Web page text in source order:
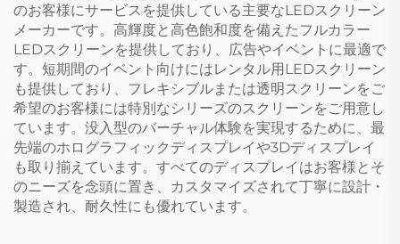
のお客様にサービスを提供している主要なLEDスクリーン
メーカーです。高輝度と高色飽和度を備えたフルカラー
LEDスクリーンを提供しており、広告やイベントに最適で
す。短期間のイベント向けにはレンタル用LEDスクリーン
も提供しており、フレキシブルまたは透明スクリーンをご
希望のお客様には特別なシリーズのスクリーンをご用意し
ています。没入型のバーチャル体験を実現するために、最
先端のホログラフィックディスプレイや3Dディスプレイ
も取り揃えています。すべてのディスプレイはお客様とそ
のニーズを念頭に置き、カスタマイズされて丁寧に設計・
製造され、耐久性にも優れています。